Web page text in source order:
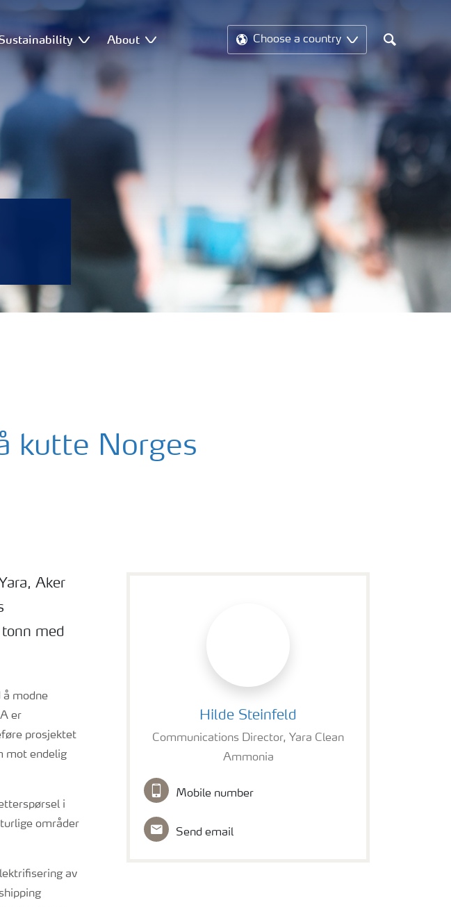
About Choose a country
Search
kutte Norges
Aker
med
å modne
er
prosjektet
mot endelig
i
områder
av
Hilde Steinfeld
Communications Director, Yara Clean
Ammonia
Mobile number
Send email